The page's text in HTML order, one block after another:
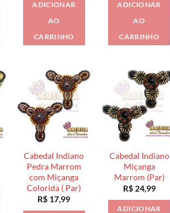
ADICIONAR
AO
CARRINHO
ADICIONAR
AO
CARRINHO
Cabedal Indiano
Pedra Marrom
com Miçanga
Colorida ( Par)
R$ 17,99
Cabedal Indiano
Miçanga
Marrom (Par)
R$24,99
ADICIONAR